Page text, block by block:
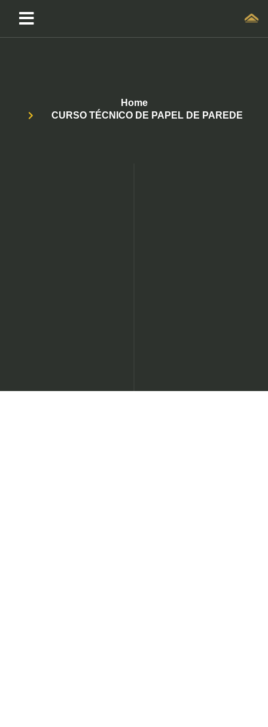
Home
CURSO TÉCNICO DE PAPEL DE PAREDE